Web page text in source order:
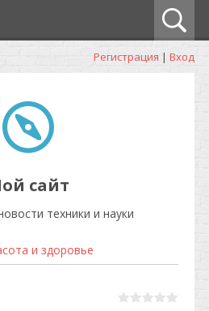
Регистрация | Вход
сайт
техники и науки
и здоровье